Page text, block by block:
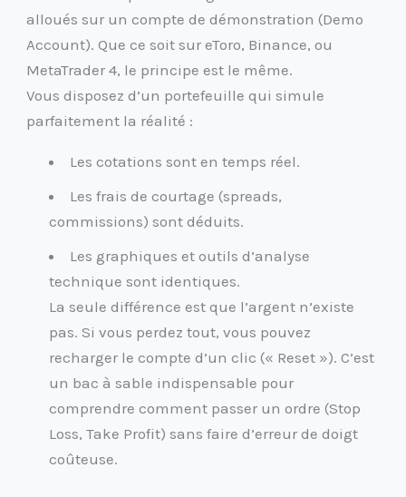
alloués sur un compte de démonstration (Demo
Account). Que ce soit sur eToro, Binance, ou
MetaTrader 4, le principe est le même.
Vous disposez d’un portefeuille qui simule
parfaitement la réalité :
Les cotations sont en temps réel.
Les frais de courtage (spreads,
commissions) sont déduits.
Les graphiques et outils d’analyse
technique sont identiques.
La seule différence est que l’argent n’existe
pas. Si vous perdez tout, vous pouvez
recharger le compte d’un clic (« Reset »). C’est
un bac à sable indispensable pour
comprendre comment passer un ordre (Stop
Loss, Take Profit) sans faire d’erreur de doigt
coûteuse.